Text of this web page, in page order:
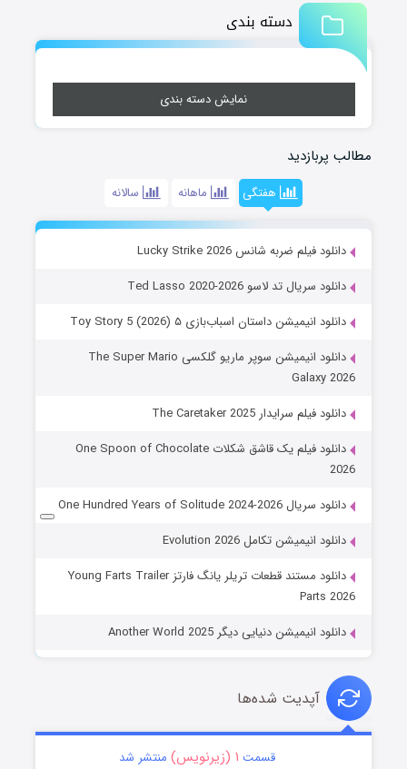
دسته بندی
نمایش دسته بندی
مطالب پربازدید
هفتگی ماهانه سالانه
دانلود فیلم ضربه شانس Lucky Strike 2026
دانلود سریال تد لاسو Ted Lasso 2020-2026
دانلود انیمیشن داستان اسباب‌بازی ۵ Toy Story 5 (2026)
دانلود انیمیشن سوپر ماریو گلکسی The Super Mario
Galaxy 2026
دانلود فیلم سرایدار The Caretaker 2025
دانلود فیلم یک قاشق شکلات One Spoon of Chocolate
2026
دانلود سریال One Hundred Years of Solitude 2024-2026
دانلود انیمیشن تکامل Evolution 2026
دانلود مستند قطعات تریلر یانگ فارتز Young Farts Trailer
Parts 2026
دانلود انیمیشن دنیایی دیگر Another World 2025
آپدیت شده‌ها
قسمت ۱ (زیرنویس) منتشر شد